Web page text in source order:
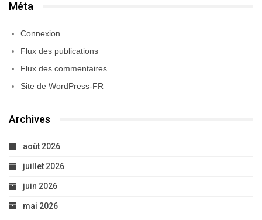
Méta
Connexion
Flux des publications
Flux des commentaires
Site de WordPress-FR
Archives
août 2026
juillet 2026
juin 2026
mai 2026